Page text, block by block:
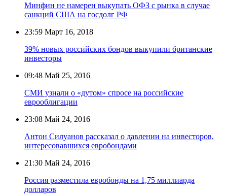
Минфин не намерен выкупать ОФЗ с рынка в случае
санкций США на госдолг РФ
23:59 Март 16, 2018
39% новых российских бондов выкупили британские
инвесторы
09:48 Май 25, 2016
СМИ узнали о «дутом» спросе на российские
еврооблигации
23:08 Май 24, 2016
Антон Силуанов рассказал о давлении на инвесторов,
интересовавшихся евробондами
21:30 Май 24, 2016
Россия разместила евробонды на 1,75 миллиарда
долларов